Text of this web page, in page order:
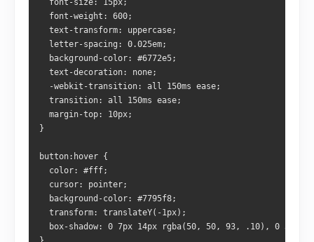
  font-size: 15px;
  font-weight: 600;
  text-transform: uppercase;
  letter-spacing: 0.025em;
  background-color: #6772e5;
  text-decoration: none;
  -webkit-transition: all 150ms ease;
  transition: all 150ms ease;
  margin-top: 10px;
}
button:hover {
  color: #fff;
  cursor: pointer;
  background-color: #7795f8;
  transform: translateY(-1px);
box-shadow: 0 7px 14px rgba(50, 50, 93, .10), 0 3px